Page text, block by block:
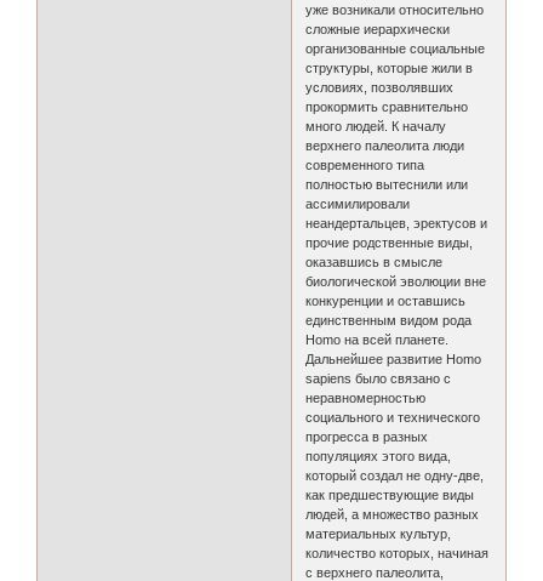
уже возникали относительно
сложные иерархически
организованные социальные
структуры, которые жили в
условиях, позволявших
прокормить сравнительно
много людей. К началу
верхнего палеолита люди
современного типа
полностью вытеснили или
ассимилировали
неандертальцев, эректусов и
прочие родственные виды,
оказавшись в смысле
биологической эволюции вне
конкуренции и оставшись
единственным видом рода
Homo на всей планете.
Дальнейшее развитие Homo
sapiens было связано с
неравномерностью
социального и технического
прогресса в разных
популяциях этого вида,
который создал не одну-две,
как предшествующие виды
людей, а множество разных
материальных культур,
количество которых, начиная
с верхнего палеолита,